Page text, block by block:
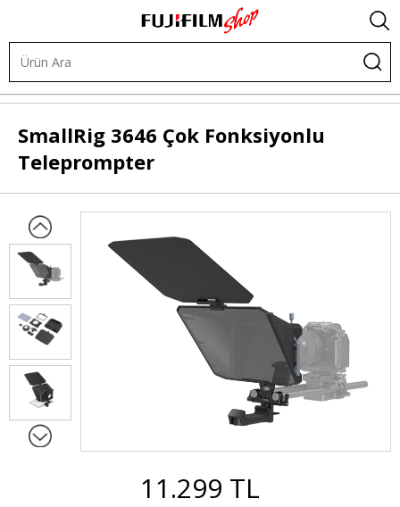
SmallRig 3646 Çok Fonksiyonlu
Teleprompter
11.299 TL